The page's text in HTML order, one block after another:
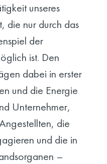
unseres
die nur durch das
der
ist. Den
dabei in erster
und die Energie
Unternehmer,
die
und die in
–